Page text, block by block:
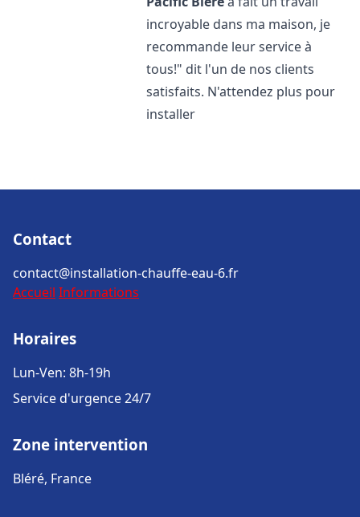
incroyable dans ma maison, je
recommande leur service à
tous!" dit l'un de nos clients
satisfaits. N'attendez plus pour
installer
Contact
contact@installation-chauffe-eau-6.fr
Accueil Informations
Horaires
Lun-Ven: 8h-19h
Service d'urgence 24/7
Zone intervention
Bléré, France